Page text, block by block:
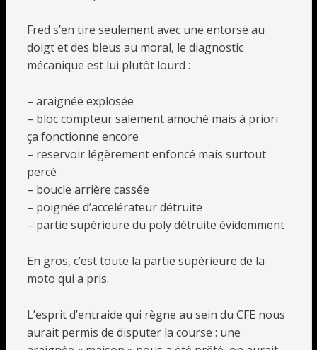
Fred s’en tire seulement avec une entorse au
doigt et des bleus au moral, le diagnostic
mécanique est lui plutôt lourd :
– araignée explosée
– bloc compteur salement amoché mais à priori
ça fonctionne encore
– reservoir légèrement enfoncé mais surtout
percé
– boucle arrière cassée
– poignée d’accelérateur détruite
– partie supérieure du poly détruite évidemment
En gros, c’est toute la partie supérieure de la
moto qui a pris.
L’esprit d’entraide qui règne au sein du CFE nous
aurait permis de disputer la course : une